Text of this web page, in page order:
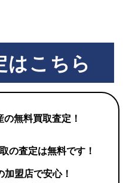
はこちら
の無料買取査定！
の査定は無料です！
盟店で安心！